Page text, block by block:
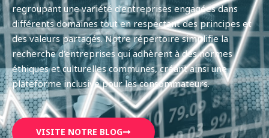
regroupant une variété d’entreprises engagées dans
différents domaines tout en respectant des principes et
des valeurs partagés. Notre répertoire simplifie la
recherche d’entreprises qui adhèrent à des normes
éthiques et culturelles communes, créant ainsi une
plateforme inclusive pour les consommateurs.
VISITE NOTRE BLOG